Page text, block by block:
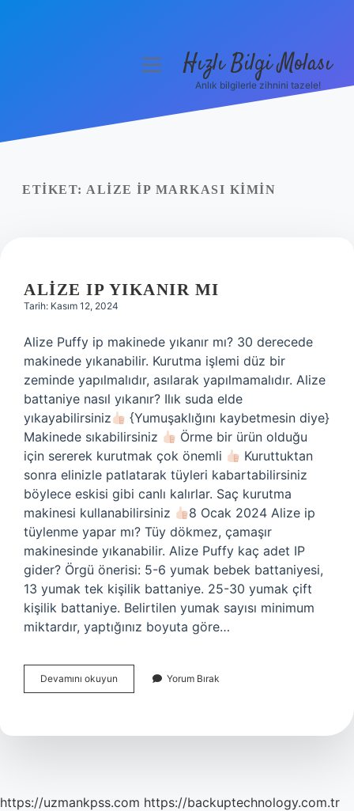
Yasal Uyarı
menüyüHızlı Bilgi Molası
Anlık bilgilerle zihnini tazele!
ETIKET: ALIZE IP MARKASI KIMIN
ALIZE IP YIKANIR MI
Tarih: Kasım 12, 2024
Alize Puffy ip makinede yıkanır mı? 30 derecede
makinede yıkanabilir. Kurutma işlemi düz bir
zeminde yapılmalıdır, asılarak yapılmamalıdır. Alize
battaniye nasıl yıkanır? Ilık suda elde
yıkayabilirsiniz
{Yumuşaklığını kaybetmesin diye}
Makinede sıkabilirsiniz
Örme bir ürün olduğu
için sererek kurutmak çok önemli
Kuruttuktan
sonra elinizle patlatarak tüyleri kabartabilirsiniz
böylece eskisi gibi canlı kalırlar. Saç kurutma
makinesi kullanabilirsiniz
8 Ocak 2024 Alize ip
tüylenme yapar mı? Tüy dökmez, çamaşır
makinesinde yıkanabilir. Alize Puffy kaç adet IP
gider? Örgü önerisi: 5-6 yumak bebek battaniyesi,
13 yumak tek kişilik battaniye. 25-30 yumak çift
kişilik battaniye. Belirtilen yumak sayısı minimum
miktardır, yaptığınız boyuta göre…
Devamını okuyun
Ip
Yorum Bırak
https://uzmankpss.com https://backuptechnology.com.tr